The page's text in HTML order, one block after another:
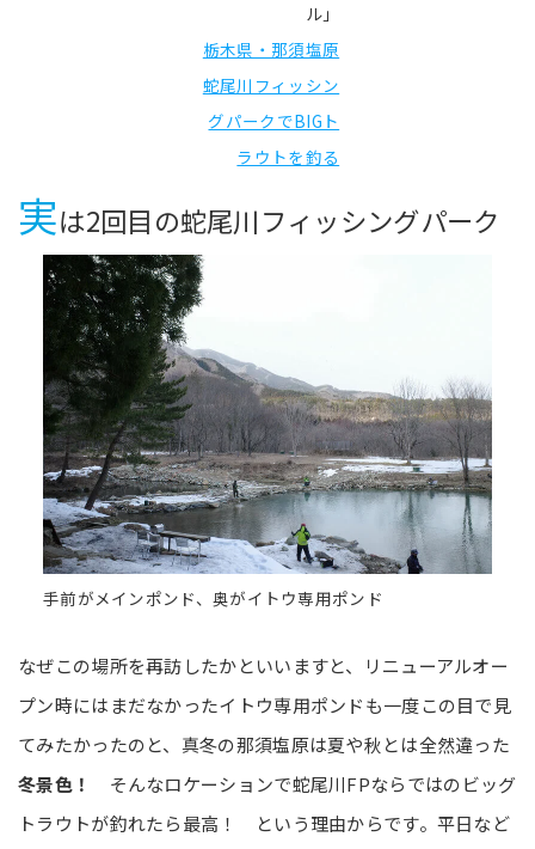
ル」
栃木県・那須塩原
蛇尾川フィッシン
グパークでBIGト
ラウトを釣る
実は2回目の蛇尾川フィッシングパーク
手前がメインポンド、奥がイトウ専用ポンド
なぜこの場所を再訪したかといいますと、リニューアルオー
プン時にはまだなかったイトウ専用ポンドも一度この目で見
てみたかったのと、真冬の那須塩原は夏や秋とは全然違った
冬景色！
そんなロケーションで蛇尾川FPならではのビッグ
トラウトが釣れたら最高！ という理由からです。平日など